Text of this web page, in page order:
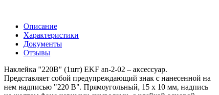
Описание
Характеристики
Документы
Отзывы
Наклейка "220В" (1шт) EKF an-2-02 – аксессуар.
Представляет собой предупреждающий знак с нанесенной на
нем надписью "220 В". Прямоугольный, 15 х 10 мм, надпись